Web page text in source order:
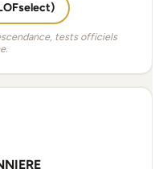
tests officiels